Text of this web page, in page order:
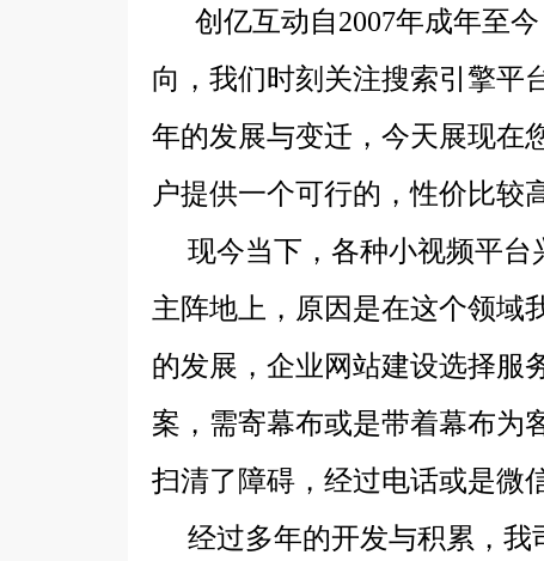
创亿互动自2007年成年至今
向，我们时刻关注搜索引擎平
年的发展与变迁，今天展现在
户提供一个可行的，性价比较
现今当下，各种小视频平台
主阵地上，原因是在这个领域
的发展，企业网站建设选择服
案，需寄幕布或是带着幕布为
扫清了障碍，经过电话或是微
经过多年的开发与积累，我